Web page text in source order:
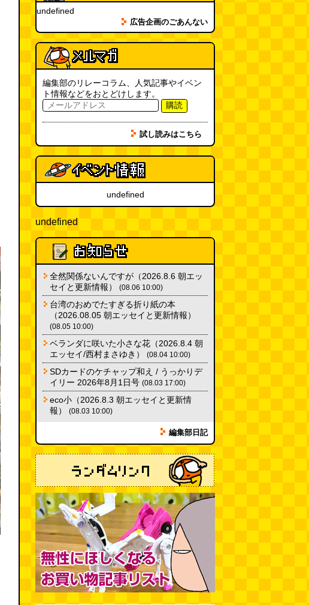
undefined
広告企画のごあんない
編集部のリレーコラム、人気記事やイベン
ト情報などをおとどけします。
購読
試し読みはこちら
undefined
undefined
全然関係ないんですが（2026.8.6 朝エッ
セイと更新情報）
(08.06 10:00)
台湾のおめでたすぎる折り紙の本
（2026.08.05 朝エッセイと更新情報）
(08.05 10:00)
ベランダに咲いた小さな花（2026.8.4 朝
エッセイ/西村まさゆき）
(08.04 10:00)
SDカードのケチャップ和え / うっかりデ
イリー 2026年8月1日号 (08.03 17:00)
eco小（2026.8.3 朝エッセイと更新情
報）
(08.03 10:00)
編集部日記